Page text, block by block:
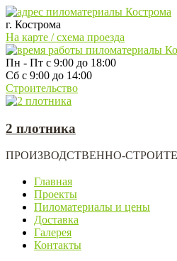
г. Кострома
На карте / схема проезда
Пн - Пт с 9:00 до 18:00
Сб с 9:00 до 14:00
Строительство
2 плотника
ПРОИЗВОДСТВЕННО-
Главная
Проекты
Пиломатериалы и цены
Доставка
Галерея
Контакты